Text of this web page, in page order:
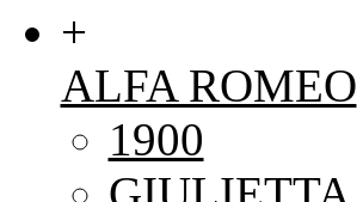
+
ALFA ROMEO
1900